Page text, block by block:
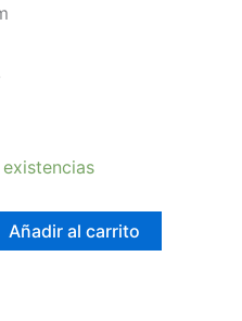
Añadir al carrito